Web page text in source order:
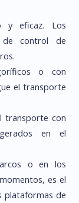
y eficaz. Los
de control de
o con
el transporte
transporte con
en el
o en los
es el
plataformas de